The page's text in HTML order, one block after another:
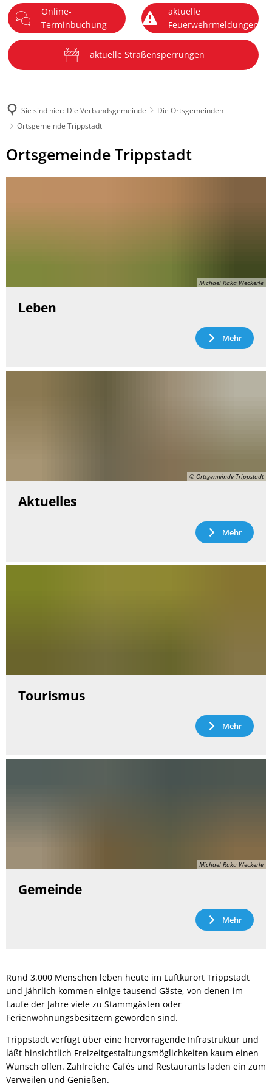
Menü
Online-
Terminbuchung
aktuelle
Feuerwehrmeldungen
aktuelle Straßensperrungen
Sie sind hier: Die Verbandsgemeinde
Die Ortsgemeinden
Ortsgemeinde Trippstadt
Ortsgemeinde
Trippstadt
Ortsgemeinde Trippstadt
Michael Raka Weckerle
Leben
Mehr
© Ortsgemeinde Trippstadt
Aktuelles
Mehr
Tourismus
Mehr
Michael Raka Weckerle
Gemeinde
Mehr
Rund 3.000 Menschen leben heute im Luftkurort Trippstadt
und jährlich kommen einige tausend Gäste, von denen im
Laufe der Jahre viele zu Stammgästen oder
Ferienwohnungsbesitzern geworden sind.
Trippstadt verfügt über eine hervorragende Infrastruktur und
läßt hinsichtlich Freizeitgestaltungsmöglichkeiten kaum einen
Wunsch offen. Zahlreiche Cafés und Restaurants laden ein zum
Verweilen und Genießen.